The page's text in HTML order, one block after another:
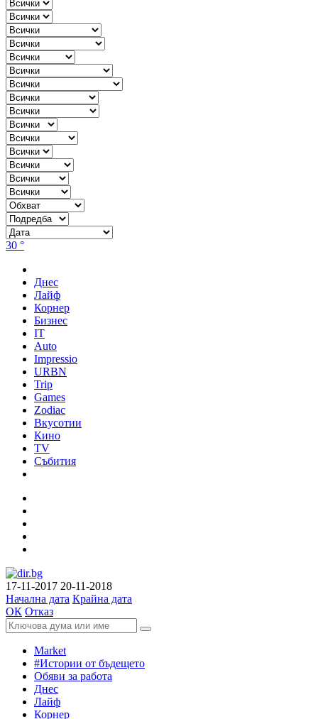
30 °
Днес
Лайф
Корнер
Бизнес
IT
Auto
Impressio
URBN
Trip
Games
Zodiac
Вкусотии
Кино
TV
Събития
17-11-2017 20-11-2018
Начална дата Крайна дата
ОК Отказ
Market
#Истории от бъдещето
Обяви за работа
Днес
Лайф
Корнер